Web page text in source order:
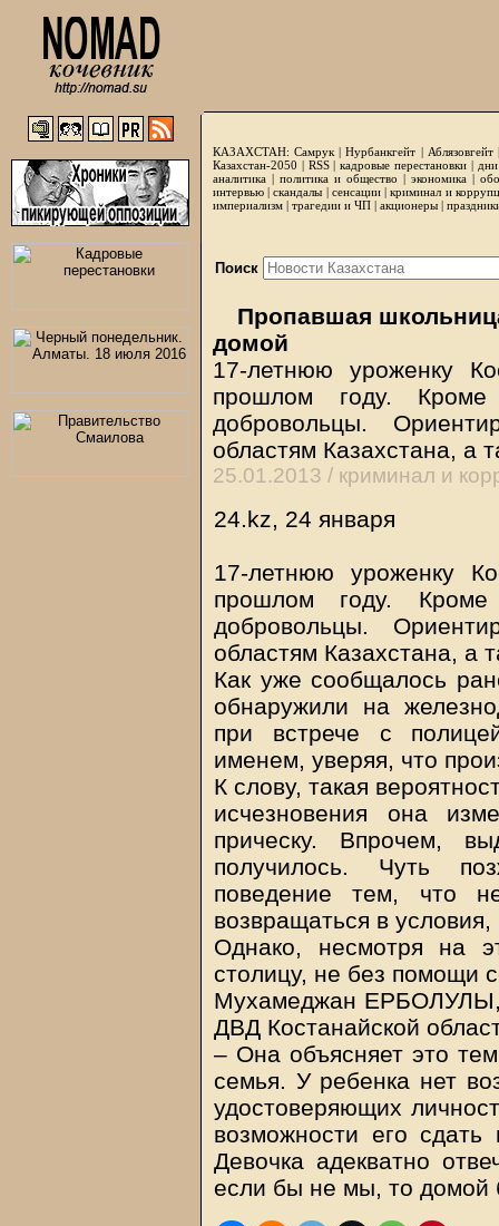
КАЗАХСТАН: Самрук |Нурбанкгейт | Аблязовгейт
Казахстан-2050 | RSS|кадровые перестановки|
аналитика | политика и общество | экономика |
интервью |скандалы | сенсации|криминал и
империализм | трагедии и ЧП | акционеры |
Поиск
Пропавшая
домой
17-летнюю уроженку
прошлом году. Кроме
добровольцы.
областям Казахстана, а
25.01.2013 / криминал и
24.kz, 24 января
17-летнюю уроженку
прошлом году. Кроме
добровольцы.
областям Казахстана, а
Как уже сообщалось
обнаружили на
при встрече с
именем, уверяя, что
К слову, такая
исчезновения она
прическу. Впрочем,
получилось. Чуть
поведение тем, что
возвращаться в
Однако, несмотря на
столицу, не без помощи
Мухамеджан ЕРБОЛУЛЫ,
ДВД Костанайской
– Она объясняет это
семья. У ребенка нет
удостоверяющих
возможности его сдать
Девочка адекватно
если бы не мы, то домой